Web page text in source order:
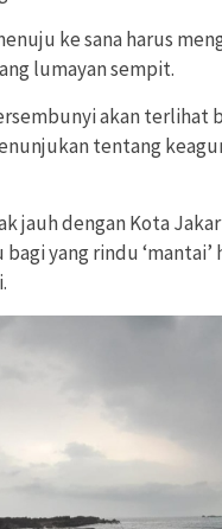
ke sana harus
lumayan sempit.
akan terlihat
tentang
jauh dengan Kota
yang rindu ‘mantai’